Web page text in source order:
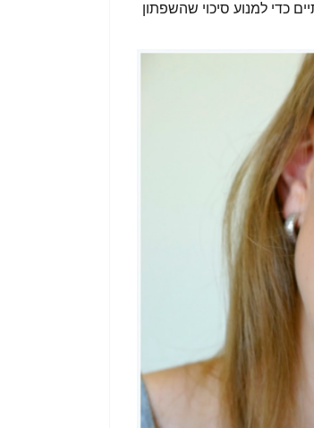
כדי למנוע סיכוי שהשפתון